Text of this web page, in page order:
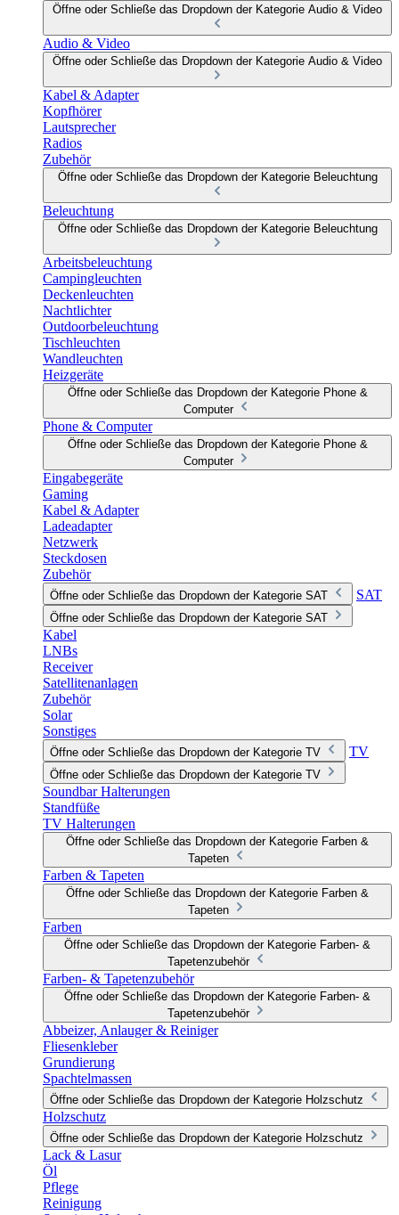
Öffne oder Schließe das Dropdown der Kategorie Audio & Video
Audio & Video
Öffne oder Schließe das Dropdown der Kategorie Audio & Video
Kabel & Adapter
Kopfhörer
Lautsprecher
Radios
Zubehör
Öffne oder Schließe das Dropdown der Kategorie Beleuchtung
Beleuchtung
Öffne oder Schließe das Dropdown der Kategorie Beleuchtung
Arbeitsbeleuchtung
Campingleuchten
Deckenleuchten
Nachtlichter
Outdoorbeleuchtung
Tischleuchten
Wandleuchten
Heizgeräte
Öffne oder Schließe das Dropdown der Kategorie Phone &
Computer
Phone & Computer
Öffne oder Schließe das Dropdown der Kategorie Phone &
Computer
Eingabegeräte
Gaming
Kabel & Adapter
Ladeadapter
Netzwerk
Steckdosen
Zubehör
Öffne oder Schließe das Dropdown der Kategorie SAT SAT
Öffne oder Schließe das Dropdown der Kategorie SAT
Kabel
LNBs
Receiver
Satellitenanlagen
Zubehör
Solar
Sonstiges
Öffne oder Schließe das Dropdown der Kategorie TV TV
Öffne oder Schließe das Dropdown der Kategorie TV
Soundbar Halterungen
Standfüße
TV Halterungen
Öffne oder Schließe das Dropdown der Kategorie Farben &
Tapeten
Farben & Tapeten
Öffne oder Schließe das Dropdown der Kategorie Farben &
Tapeten
Farben
Öffne oder Schließe das Dropdown der Kategorie Farben- &
Tapetenzubehör
Farben- & Tapetenzubehör
Öffne oder Schließe das Dropdown der Kategorie Farben- &
Tapetenzubehör
Abbeizer, Anlauger & Reiniger
Fliesenkleber
Grundierung
Spachtelmassen
Öffne oder Schließe das Dropdown der Kategorie Holzschutz
Holzschutz
Öffne oder Schließe das Dropdown der Kategorie Holzschutz
Lack & Lasur
Öl
Pflege
Reinigung